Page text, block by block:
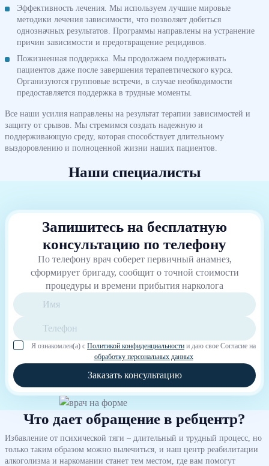
Эффективность лечения. Мы используем лучшие мировые
методики лечения зависимости, что позволяет добиться
однозначных результатов. Программы направлены на устранение
причин зависимости и предотвращение рецидивов.
Пожизненная поддержка. Мы продолжаем поддерживать
пациентов даже после завершения терапевтического курса.
Организуются групповые встречи, в случае необходимости
предоставляется поддержка в трудные моменты.
Все наши усилия направлены на результат терапии зависимостей и
защиту от срывов. Мы стремимся создать надежную и
поддерживающую среду, которая способствует длительному
выздоровлению и полноценной жизни наших пациентов.
Наши специалисты
Запишитесь на бесплатную
консультацию по телефону
По телефону врач соберет первичный анамнез,
сформирует бригаду, сообщит о точной стоимости
процедуры и времени прибытия нарколога
Я ознакомлен(а) с Политикой конфиденциальности и даю свое Согласие на
обработку персональных данных
Заказать консультацию
Что дает обращение в ребцентр?
Избавление от психической тяги – длительный и трудный процесс, но
только таким образом можно вылечиться, и наш центр реабилитации
алкоголизма и наркомании станет тем местом, где вам помогут